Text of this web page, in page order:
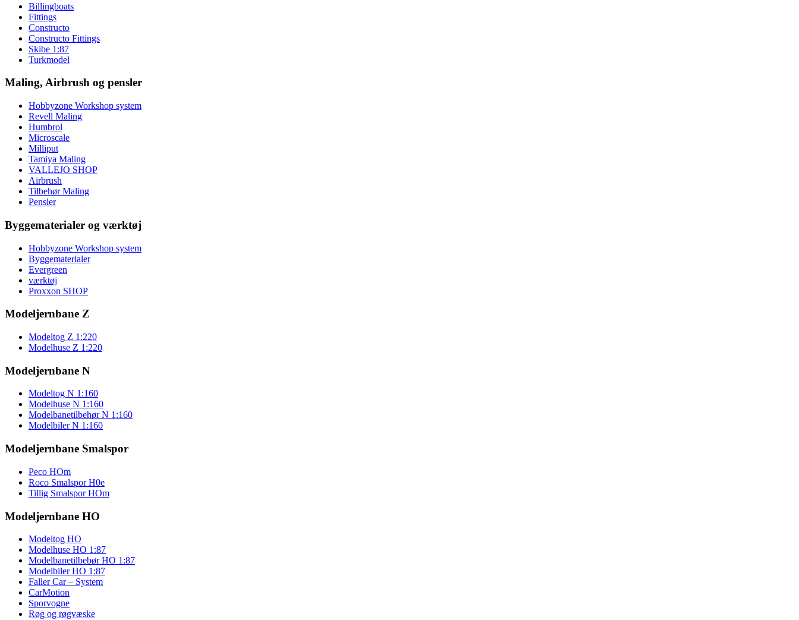
Billingboats
Fittings
Constructo
Constructo Fittings
Skibe 1:87
Turkmodel
Maling, Airbrush og pensler
Hobbyzone Workshop system
Revell Maling
Humbrol
Microscale
Milliput
Tamiya Maling
VALLEJO SHOP
Airbrush
Tilbehør Maling
Pensler
Byggematerialer og værktøj
Hobbyzone Workshop system
Byggematerialer
Evergreen
værktøj
Proxxon SHOP
Modeljernbane Z
Modeltog Z 1:220
Modelhuse Z 1:220
Modeljernbane N
Modeltog N 1:160
Modelhuse N 1:160
Modelbanetilbehør N 1:160
Modelbiler N 1:160
Modeljernbane Smalspor
Peco HOm
Roco Smalspor H0e
Tillig Smalspor HOm
Modeljernbane HO
Modeltog HO
Modelhuse HO 1:87
Modelbanetilbebør HO 1:87
Modelbiler HO 1:87
Faller Car – System
CarMotion
Sporvogne
Røg og røgvæske